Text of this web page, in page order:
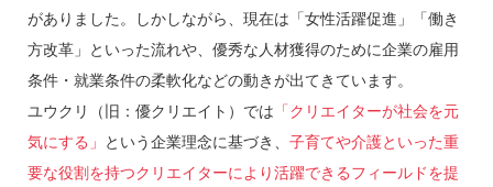
がありました。しかしながら、現在は「女性活躍促進」「働き
方改革」といった流れや、優秀な人材獲得のために企業の雇用
条件・就業条件の柔軟化などの動きが出てきています。
ユウクリ（旧：優クリエイト）では 「クリエイターが社会を元
気にする」 という企業理念に基づき、 子育てや介護といった重
要な役割を持つクリエイターにより活躍できるフィールドを提